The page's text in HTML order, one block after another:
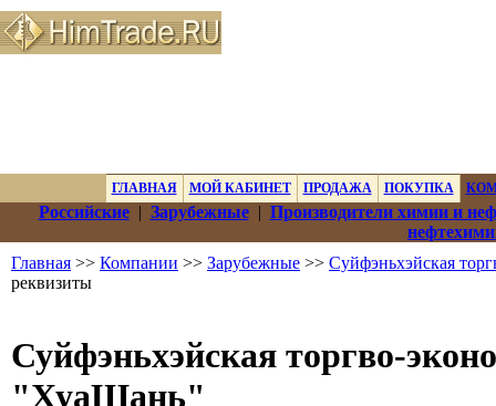
ГЛАВНАЯ МОЙ КАБИНЕТ ПРОДАЖА ПОКУПКА
Российские| Зарубежные| Производители химии и
Главная >> Компании >> Зарубежные >> Суйфэньхэйская
реквизиты
Суйфэньхэйская торгво-
"ХуаШань"